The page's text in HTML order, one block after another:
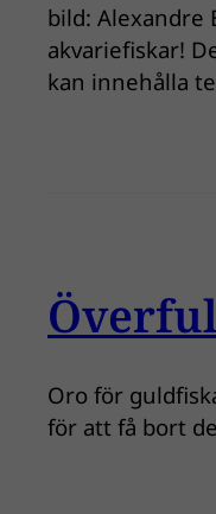
bild: Alexandre
akvariefiskar!
kan innehålla
Oro för
för att få bort